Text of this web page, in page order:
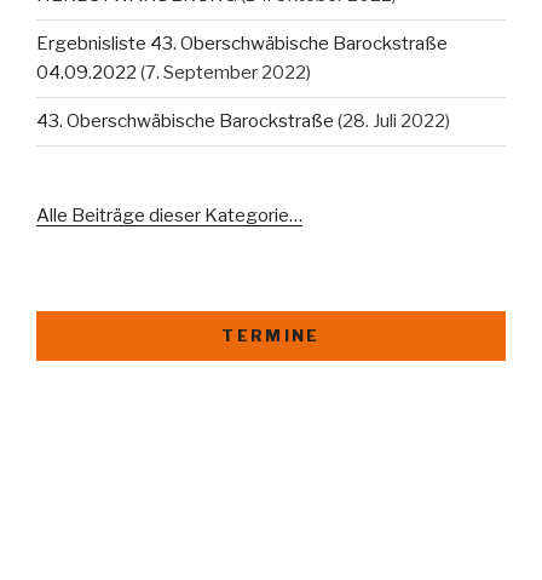
Ergebnisliste 43. Oberschwäbische Barockstraße
04.09.2022 (7. September 2022)
43. Oberschwäbische Barockstraße (28. Juli 2022)
Alle Beiträge dieser Kategorie…
TERMINE